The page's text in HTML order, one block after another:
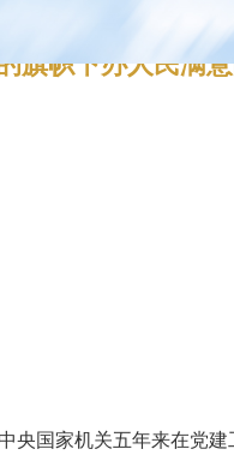
旗帜下办人民满
央国家机关五年来在党